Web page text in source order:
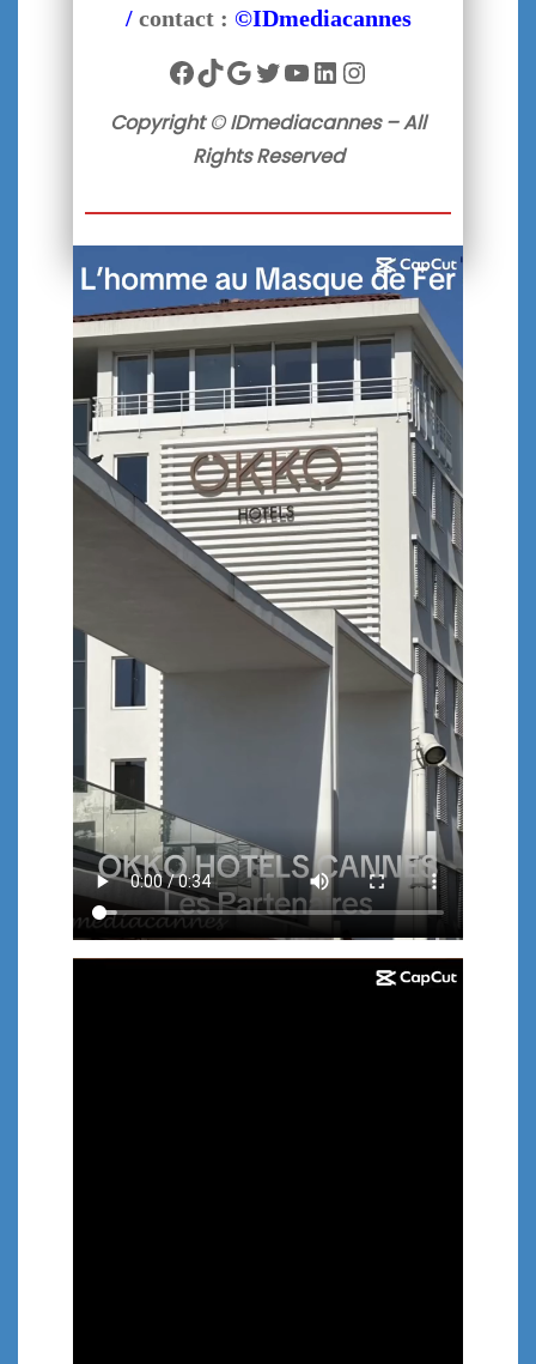
/ contact : ©IDmediacannes
Facebook
TikTok
Google
Twitter
YouTube
LinkedIn
Instagram
Copyright © IDmediacannes – All
Rights Reserved